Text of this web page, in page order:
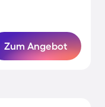
Zum Angebot